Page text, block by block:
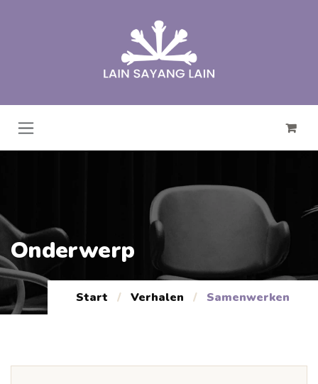
Onderwerp
Start / Verhalen / Samenwerken